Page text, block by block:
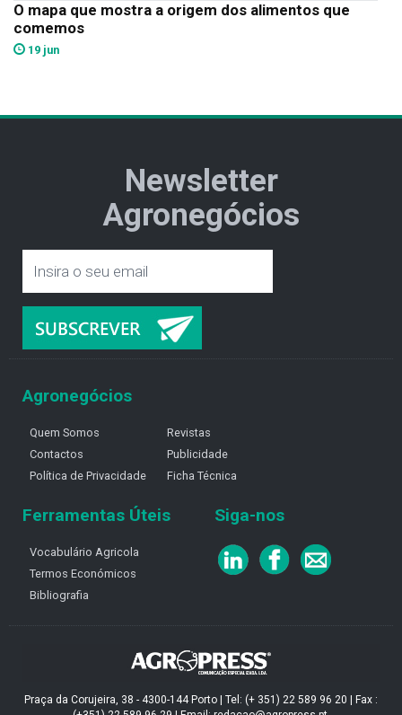
O mapa que mostra a origem dos alimentos que
comemos
19 jun
Newsletter
Agronegócios
Agronegócios
Quem Somos
Contactos
Política de Privacidade
Revistas
Publicidade
Ficha Técnica
Ferramentas Úteis
Vocabulário Agricola
Termos Económicos
Bibliografia
Siga-nos
Praça da Corujeira, 38 - 4300-144 Porto | Tel: (+ 351) 22 589 96 20 | Fax :